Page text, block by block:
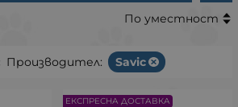
По уместност
Производител: Savic
ЕКСПРЕСНА ДОСТАВКА